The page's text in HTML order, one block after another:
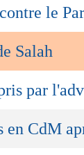
le
Salah
par
en CdM